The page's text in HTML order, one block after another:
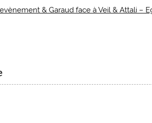
& Garaud face à Veil & Attali –